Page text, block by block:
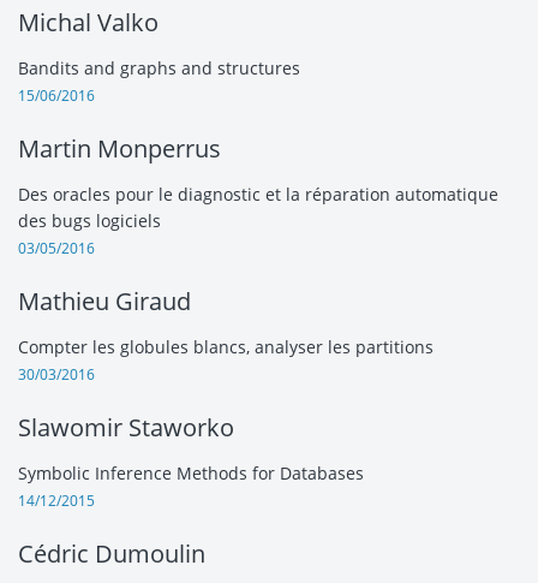
Michal Valko
Bandits and graphs and structures
15/06/2016
Martin Monperrus
Des oracles pour le diagnostic et la réparation automatique
des bugs logiciels
03/05/2016
Mathieu Giraud
Compter les globules blancs, analyser les partitions
30/03/2016
Slawomir Staworko
Symbolic Inference Methods for Databases
14/12/2015
Cédric Dumoulin